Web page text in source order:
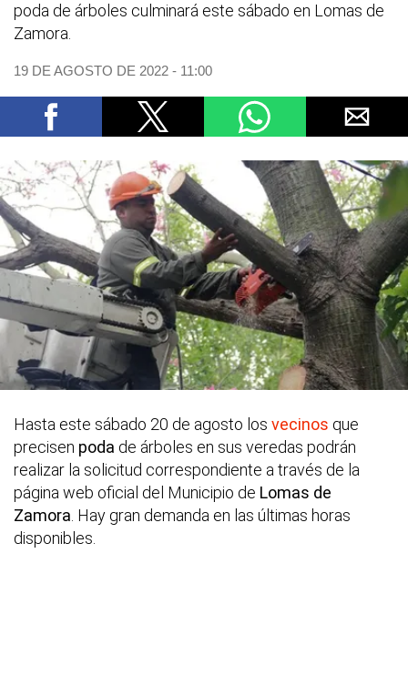
poda de árboles culminará este sábado en Lomas de
Zamora.
19 DE AGOSTO DE 2022 - 11:00
Hasta este sábado 20 de agosto los vecinos que
precisen poda de árboles en sus veredas podrán
realizar la solicitud correspondiente a través de la
página web oficial del Municipio de Lomas de
Zamora. Hay gran demanda en las últimas horas
disponibles.